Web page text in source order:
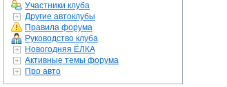
Участники клуба
Другие автоклубы
Правила форума
Руководство клуба
Новогодняя ЁЛКА
Активные темы форума
Про авто